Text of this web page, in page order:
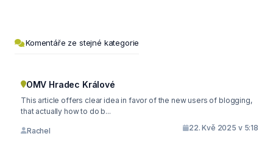
Komentáře ze stejné kategorie
OMV Hradec Králové
This article offers clear idea in favor of the new users of blogging,
that actually how to do b...
Rachel 22. Kvě 2025 v 5:18